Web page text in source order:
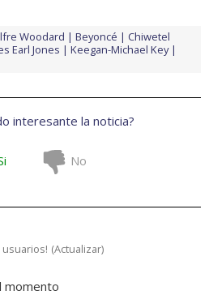
Woodard Beyoncé
Chiwetel
Earl Jones
Keegan-Michael Key
interesante la noticia?
No
(Actualizar)
momento